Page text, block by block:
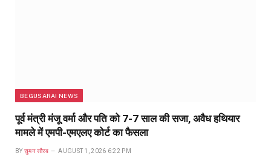
BEGUSARAI NEWS
पूर्व मंत्री मंजू वर्मा और पति को 7-7 साल की सजा, अवैध हथियार
मामले में एमपी-एमएलए कोर्ट का फैसला
BY सुमन सौरब AUGUST 1, 2026 6:22 PM